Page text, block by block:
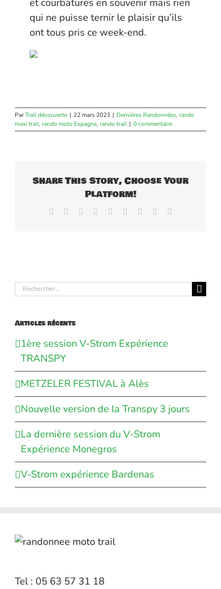
et courbatures en souvenir mais rien
qui ne puisse ternir le plaisir qu’ils
ont tous pris ce week-end.
ParTrail découverte | 22 mars 2023 | Dernières Randonnées, rando
maxi trail, rando moto Espagne, rando trail | 0 commentaire
Share This Story, Choose Your
Platform!
Facebook Reddit LinkedInWhatsApp
TumblrPinterest
Rechercher:
Articles récents
1ère session V-Strom Expérience
TRANSPY
METZELER FESTIVAL à Alès
Nouvelle version de la Transpy 3 jours
La dernière session du V-Strom
Expérience Monegros
V-Strom expérience Bardenas
Tel : 05 63 57 31 18